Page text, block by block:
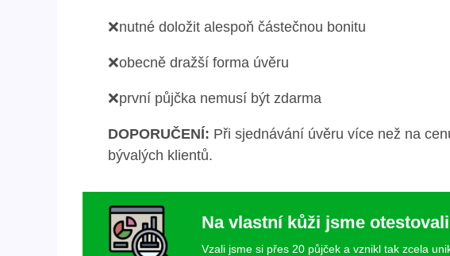
❌nutné doložit alespoň částečnou bonitu
❌obecně dražší forma úvěru
❌první půjčka nemusí být zdarma
DOPORUČENÍ: Při sjednávání úvěru více než na
bývalých klientů.
Na vlastní kůži jsme
Vzali jsme si přes 20 půjček a vznikl tak zcela